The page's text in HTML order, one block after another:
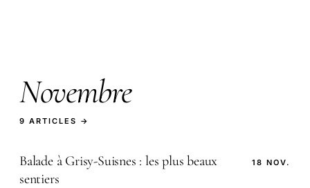
Novembre
9 ARTICLES →
Balade à Grisy-Suisnes : les plus beaux
sentiers
18 NOV.